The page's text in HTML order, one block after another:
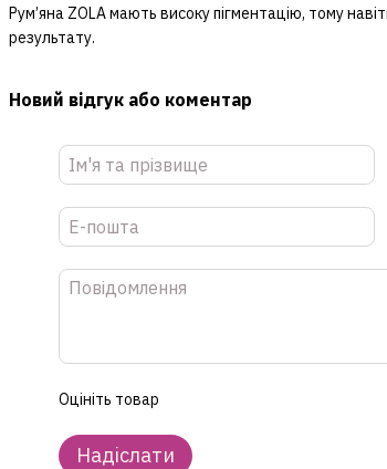
Рум’яна ZOLA мають високу пігментацію, тому
результату.
Новий відгук або коментар
Оцініть товар
Надіслати